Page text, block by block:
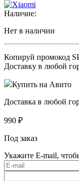
Наличие:
Нет в наличии
Копируй промокод
Доставку в любой
Купить на Авито
Доставка в любой
990 ₽
Под заказ
Укажите E-mail,